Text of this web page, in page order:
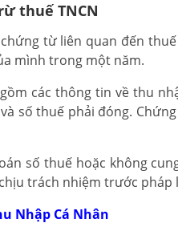
thuế TNCN
từ liên quan đến
mình trong một năm.
các thông tin về thu
số thuế phải đóng.
số thuế hoặc không
trách nhiệm trước pháp
Nhập Cá Nhân